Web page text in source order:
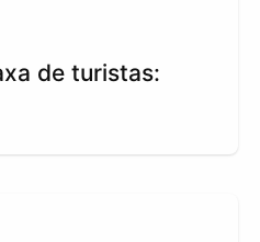
de turistas: